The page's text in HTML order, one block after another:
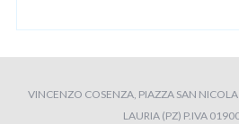
VINCENZO COSENZA, PIAZZA SAN
LAURIA (PZ) P.IVA